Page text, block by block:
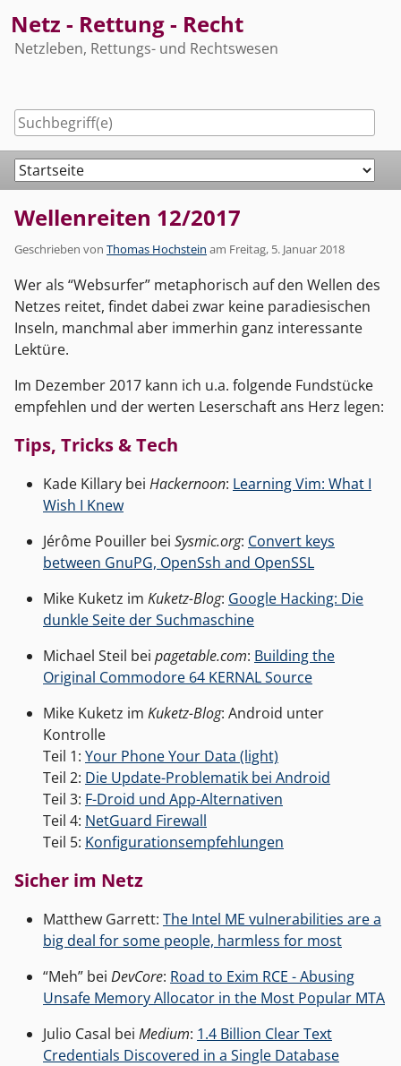
to
content
Netz - Rettung - Recht
Netzleben, Rettungs- und Rechtswesen
Navigation
Wellenreiten 12/2017
Geschrieben von Thomas Hochstein am Freitag, 5. Januar 2018
Wer als “Websurfer” metaphorisch auf den Wellen des
Netzes reitet, findet dabei zwar keine paradiesischen
Inseln, manchmal aber immerhin ganz interessante
Lektüre.
Im Dezember 2017 kann ich u.a. folgende Fundstücke
empfehlen und der werten Leserschaft ans Herz legen:
Tips, Tricks & Tech
Kade Killary bei Hackernoon: Learning Vim: What I
Wish I Knew
Jérôme Pouiller bei Sysmic.org: Convert keys
between GnuPG, OpenSsh and OpenSSL
Mike Kuketz im Kuketz-Blog: Google Hacking: Die
dunkle Seite der Suchmaschine
Michael Steil bei pagetable.com: Building the
Original Commodore 64 KERNAL Source
Mike Kuketz im Kuketz-Blog: Android unter
Kontrolle
Teil 1: Your Phone Your Data (light)
Teil 2: Die Update-Problematik bei Android
Teil 3: F-Droid und App-Alternativen
Teil 4: NetGuard Firewall
Teil 5: Konfigurationsempfehlungen
Sicher im Netz
Matthew Garrett: The Intel ME vulnerabilities are a
big deal for some people, harmless for most
“Meh” bei DevCore: Road to Exim RCE - Abusing
Unsafe Memory Allocator in the Most Popular MTA
Julio Casal bei Medium: 1.4 Billion Clear Text
Credentials Discovered in a Single Database